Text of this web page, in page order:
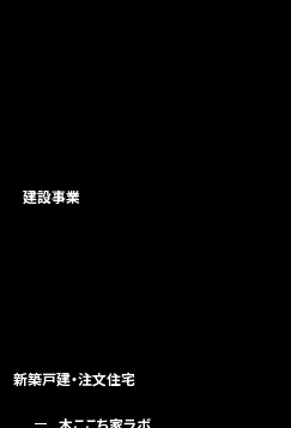
建設事業
新築戸建・注文住宅
木ここち家ラボ